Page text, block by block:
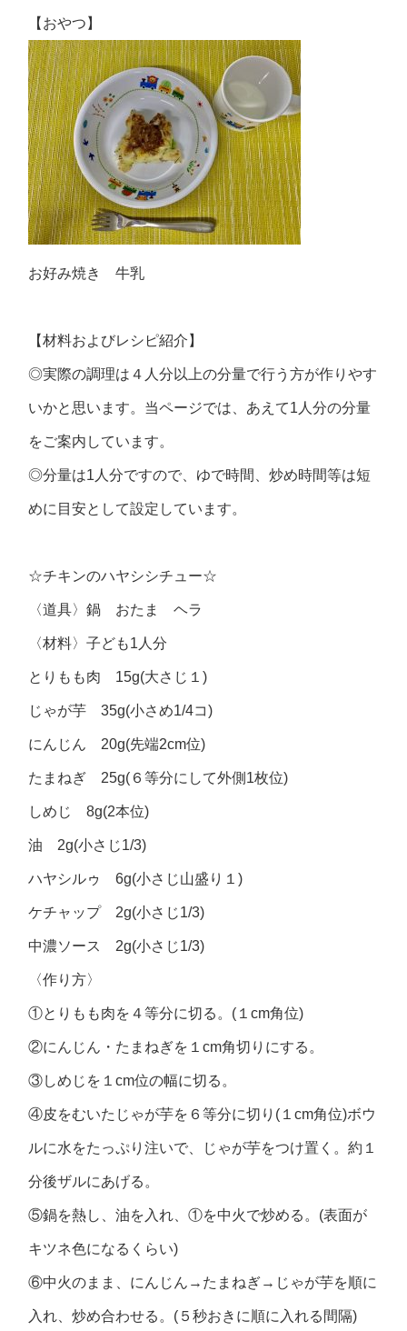
【おやつ】
お好み焼き 牛乳
【材料およびレシピ紹介】
◎実際の調理は４人分以上の分量で行う方が作りやす
いかと思います。当ページでは、あえて1人分の分量
をご案内しています。
◎分量は1人分ですので、ゆで時間、炒め時間等は短
めに目安として設定しています。
☆チキンのハヤシシチュー☆
〈道具〉鍋 おたま ヘラ
〈材料〉子ども1人分
とりもも肉 15g(大さじ１)
じゃが芋 35g(小さめ1/4コ)
にんじん 20g(先端2cm位)
たまねぎ 25g(６等分にして外側1枚位)
しめじ 8g(2本位)
油 2g(小さじ1/3)
ハヤシルゥ 6g(小さじ山盛り１)
ケチャップ 2g(小さじ1/3)
中濃ソース 2g(小さじ1/3)
〈作り方〉
①とりもも肉を４等分に切る。(１cm角位)
②にんじん・たまねぎを１cm角切りにする。
③しめじを１cm位の幅に切る。
④皮をむいたじゃが芋を６等分に切り(１cm角位)ボウ
ルに水をたっぷり注いで、じゃが芋をつけ置く。約１
分後ザルにあげる。
⑤鍋を熱し、油を入れ、①を中火で炒める。(表面が
キツネ色になるくらい)
⑥中火のまま、にんじん→たまねぎ→じゃが芋を順に
入れ、炒め合わせる。(５秒おきに順に入れる間隔)